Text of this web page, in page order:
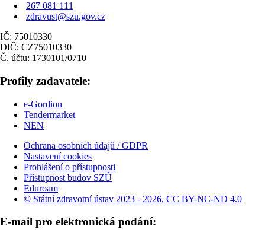
267 081 111
zdravust@szu.gov.cz
IČ: 75010330
DIČ: CZ75010330
Č. účtu: 1730101/0710
Profily zadavatele:
e-Gordion
Tendermarket
NEN
Ochrana osobních údajů / GDPR
Nastavení cookies
Prohlášení o přístupnosti
Přístupnost budov SZÚ
Eduroam
© Státní zdravotní ústav 2023 - 2026, CC BY-NC-ND 4.0
E-mail pro elektronická podání: